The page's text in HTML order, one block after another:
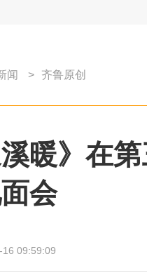
闻 > 齐鲁原创
暖》在
会
16 09:59:09